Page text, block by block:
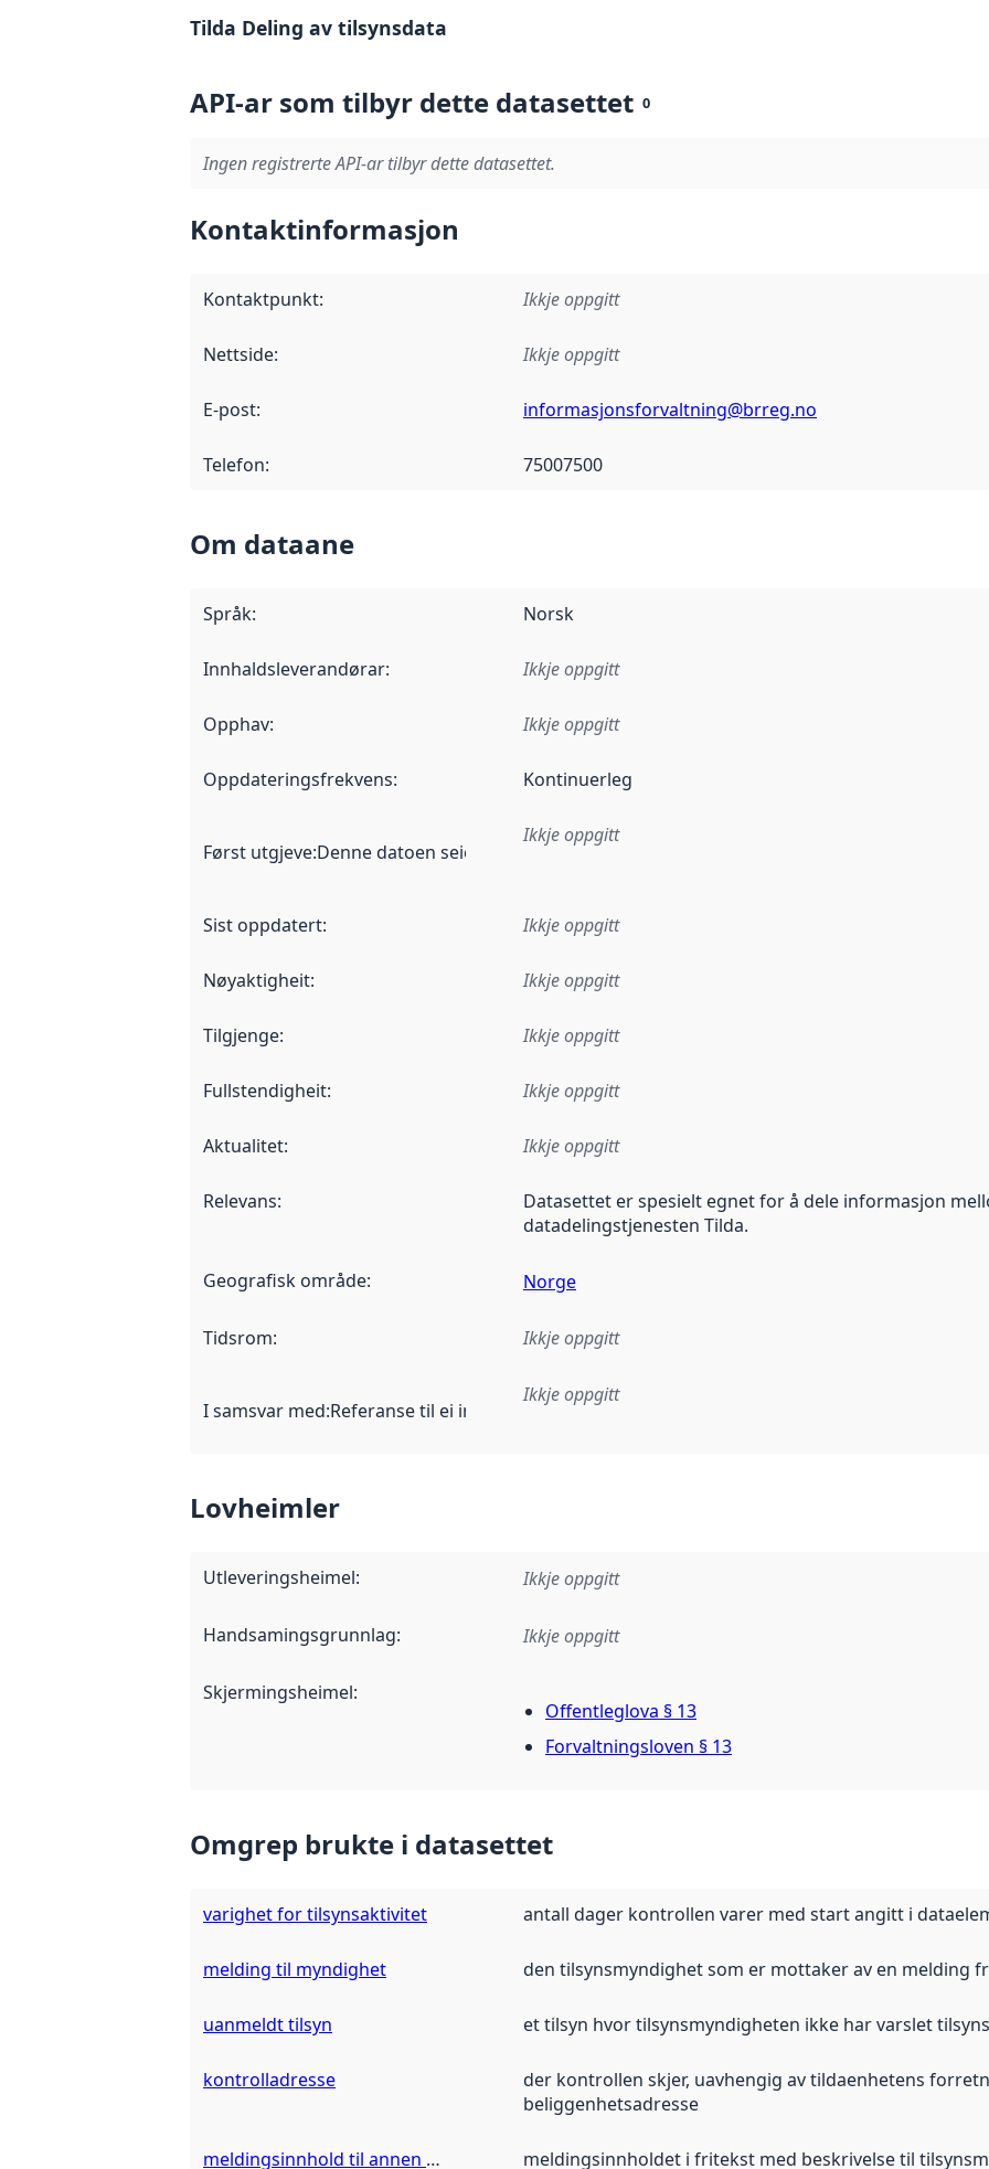
Tilda Deling av tilsynsdata
API-ar som tilbyr dette datasettet 0
Ingen registrerte API-ar tilbyr dette datasettet.
Kontaktinformasjon
Kontaktpunkt: Ikkje oppgitt
Nettside: Ikkje oppgitt
E-post: informasjonsforvaltning@brreg.no
Telefon: 75007500
Om dataane
Språk: Norsk
Innhaldsleverandørar: Ikkje oppgitt
Opphav: Ikkje oppgitt
Oppdateringsfrekvens: Kontinuerleg
Først utgjeve:Denne datoen seier når dataa i dette datasettet først blei utgitt. Det kan ha
Ikkje oppgitt
Sist oppdatert: Ikkje oppgitt
Nøyaktigheit: Ikkje oppgitt
Tilgjenge: Ikkje oppgitt
Fullstendigheit: Ikkje oppgitt
Aktualitet: Ikkje oppgitt
Relevans:
Datasettet er spesielt egnet for å dele informasjon
datadelingstjenesten Tilda.
Geografisk område: Norge
Tidsrom: Ikkje oppgitt
I samsvar med:Referanse til ei implementeringsregel eller anna spesifikasjon som ligg til
Ikkje oppgitt
Lovheimler
Utleveringsheimel: Ikkje oppgitt
Handsamingsgrunnlag: Ikkje oppgitt
Skjermingsheimel:
Offentleglova § 13
Forvaltningsloven § 13
Omgrep brukte i datasettet
varighet for tilsynsaktivitet antall dager kontrollen varer med start angitt i
melding til myndighet den tilsynsmyndighet som er mottaker av en melding
uanmeldt tilsyn et tilsyn hvor tilsynsmyndigheten ikke har varslet
kontrolladresse
der kontrollen skjer, uavhengig av tildaenhetens
beliggenhetsadresse
meldingsinnhold til annen myndighet meldingsinnholdet i fritekst med beskrivelse til